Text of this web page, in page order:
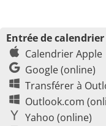
Entrée de calendrier
Calendrier Apple
Google (online)
Transférer à
Outlook.com
Yahoo (online)